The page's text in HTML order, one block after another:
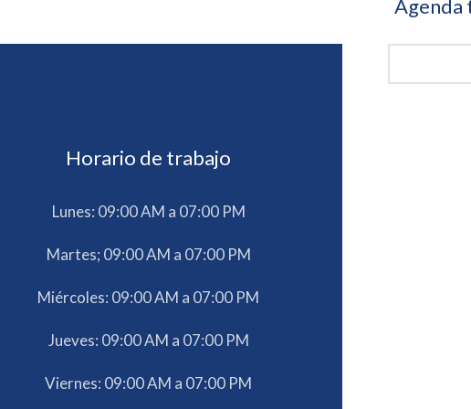
Horario de trabajo
Lunes: 09:00 AM a 07:00 PM
Martes; 09:00 AM a 07:00 PM
Miércoles: 09:00 AM a 07:00 PM
Jueves: 09:00 AM a 07:00 PM
Viernes: 09:00 AM a 07:00 PM
Agenda